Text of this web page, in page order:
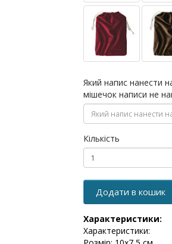
Який напис нанести
мішечок написи не
Кількість
Додати в кошик
Характеристики:
Характеристики: